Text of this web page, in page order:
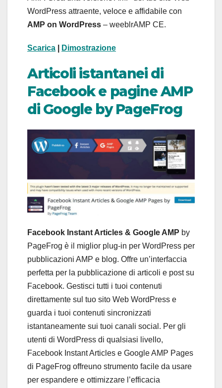
WordPress attraente, veloce e affidabile con
AMP on WordPress – weeblrAMP CE.
Scarica Dimostrazione
Articoli istantanei di
Facebook e pagine AMP
di Google by PageFrog
Facebook Instant Articles & Google AMP by
PageFrog è il miglior plug-in per WordPress per
pubblicazioni AMP e blog. Offre un’interfaccia
perfetta per la pubblicazione di articoli e post su
Facebook. Gestisci tutti i tuoi contenuti
direttamente sul tuo sito Web WordPress e
guarda i tuoi contenuti sincronizzati
istantaneamente sui tuoi canali social. Per gli
utenti di WordPress di qualsiasi livello,
Facebook Instant Articles e Google AMP Pages
di PageFrog offreuno strumento facile da usare
per espandere e ottimizzare l’efficacia